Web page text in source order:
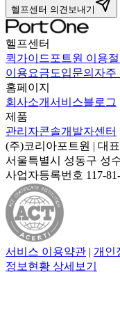
헬프센터 의견보내기
헬프센터
퀵가이드 포트원 이용
이용요금도입문의 자주
홈페이지
회사소개서비스블로그
제품
관리자콘솔개발자센터
(주)코리아포트원 | 대표
서울특별시 성동구 성
사업자등록번호 117-
서비스 이용약관 | 개인
정보현황 상세보기